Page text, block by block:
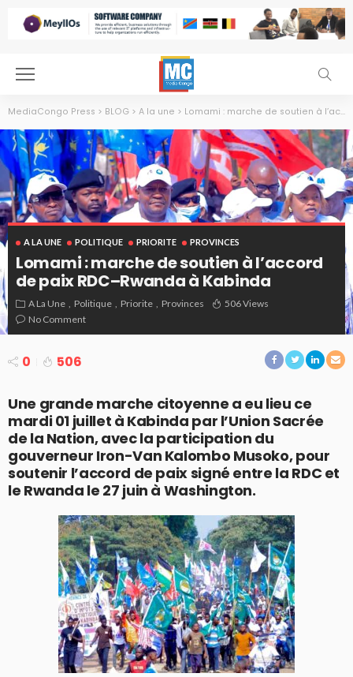
MediaCongo Press > BLOG > A la une > Lomami : marche de soutien à l’accord de paix RDC–Rwanda à Kabinda
A LA UNE POLITIQUE PRIORITE PROVINCES
Lomami : marche de soutien à l’accord
de paix RDC–Rwanda à Kabinda
A La Une Politique Priorite Provinces
506 Views
No Comment
0 506
Une grande marche citoyenne a eu lieu ce
mardi 01 juillet à Kabinda par l’Union Sacrée
de la Nation, avec la participation du
gouverneur Iron-Van Kalombo Musoko, pour
soutenir l’accord de paix signé entre la RDC et
le Rwanda le 27 juin à Washington.